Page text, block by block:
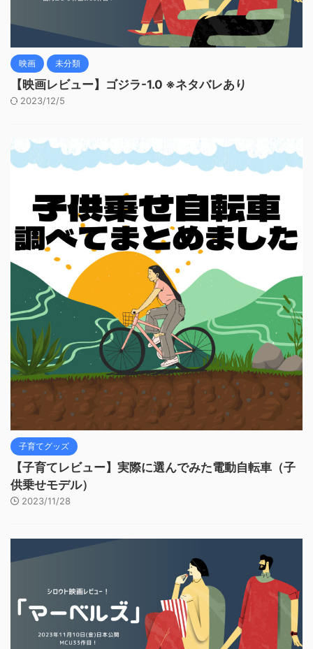
映画 未分類
【映画レビュー】ゴジラ-1.0 ※ネタバレあり
2023/12/5
子育てグッズ
【子育てレビュー】実際に選んでみた電動自転車（子
供乗せモデル）
2023/11/28